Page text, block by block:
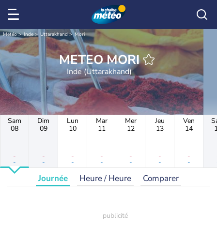
Météo Inde Uttarakhand Mori
METEO MORI
Inde (Uttarakhand)
Sam
08
-
-
Dim
09
-
-
Lun
10
-
-
Mar
11
-
-
Mer
12
-
-
Jeu
13
-
-
Ven
14
-
-
Journée Heure / Heure Comparer